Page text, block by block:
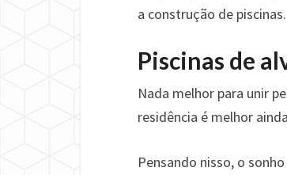
a construção de piscinas.
Piscinas de
Nada melhor para unir
residência é melhor
Pensando nisso, o